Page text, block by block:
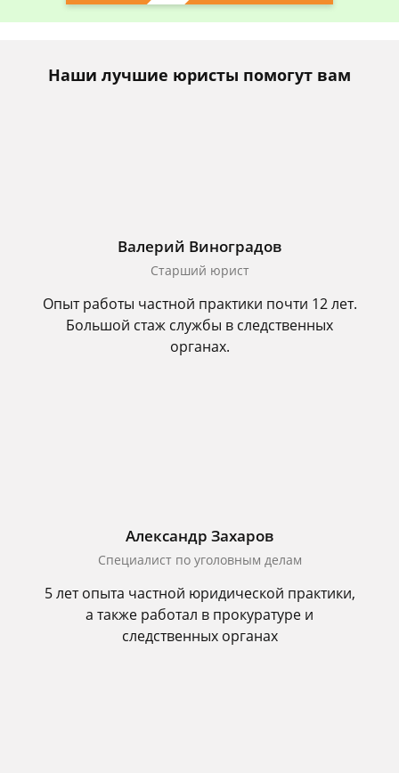
Наши лучшие юристы помогут вам
Валерий Виноградов
Старший юрист
Опыт работы частной практики почти 12 лет.
Большой стаж службы в следственных
органах.
Александр Захаров
Специалист по уголовным делам
5 лет опыта частной юридической практики,
а также работал в прокуратуре и
следственных органах